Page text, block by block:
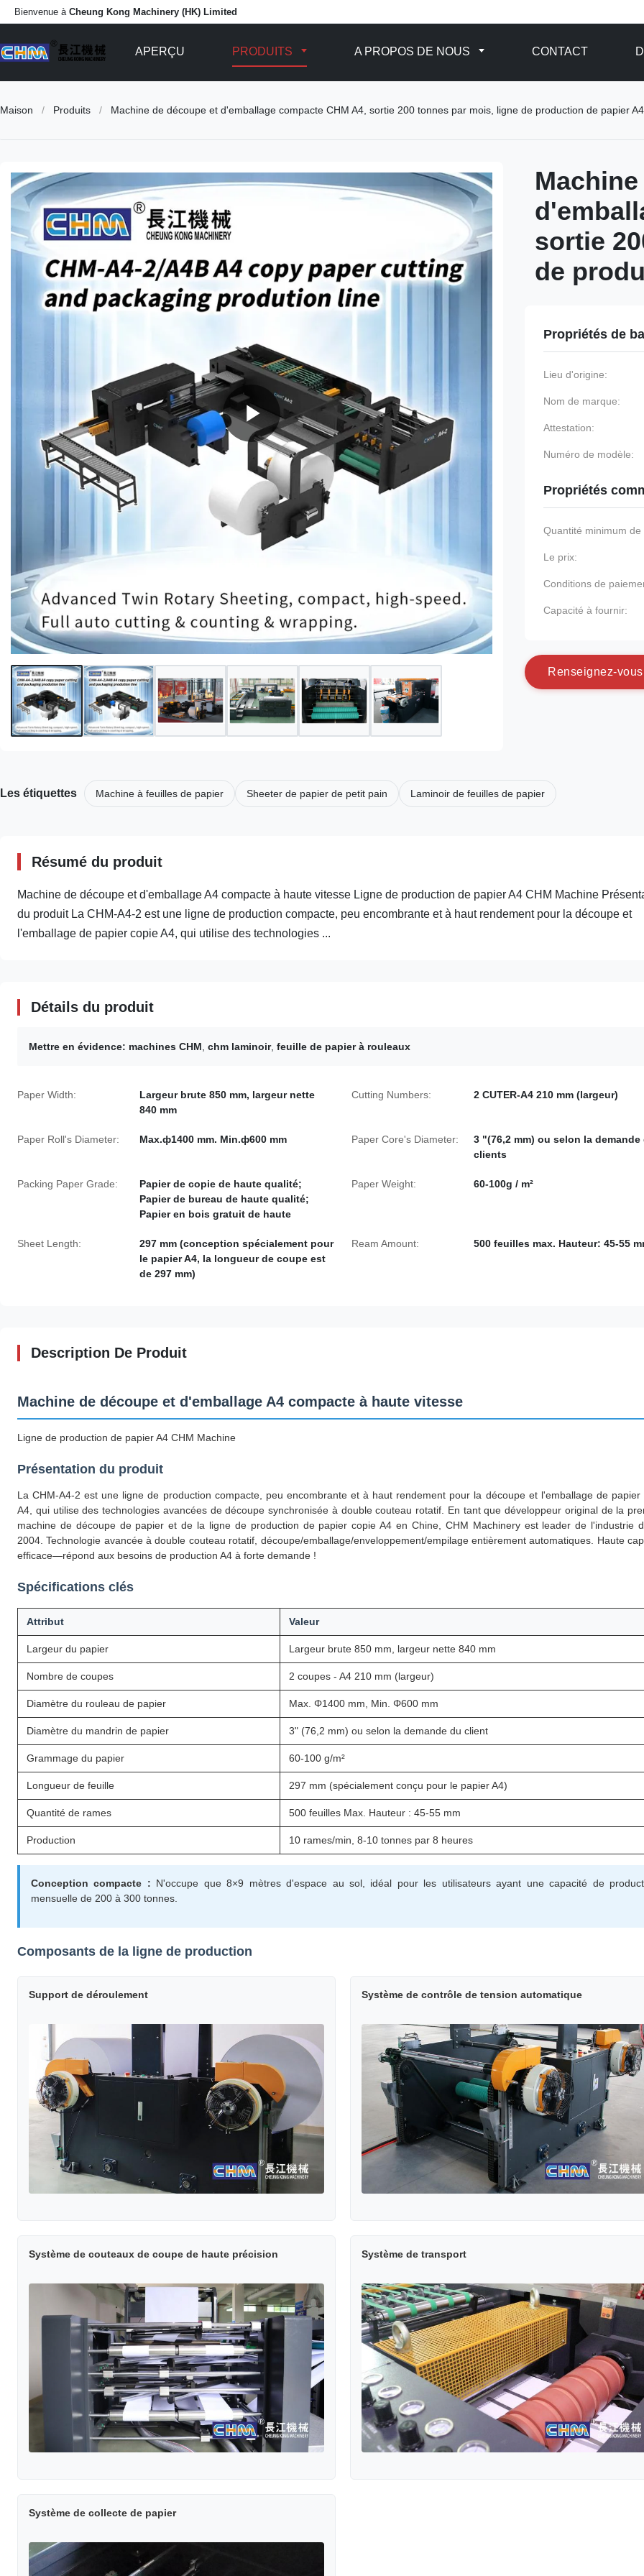
Bienvenue à Cheung Kong Machinery (HK) Limited
APERÇU PRODUITS A PROPOS DE NOUS CONTACT
Maison / Produits / Machine de découpe et d'emballage compacte CHM A4, sortie 200 tonnes par mois, ligne de production de papier A4
sortie
de
Propriétés de
Lieu d'origine:
Nom de marque:
Attestation:
Numéro de modèle:
Propriétés
Quantité minimum
Le prix:
Conditions de
Capacité à fournir:
Renseignez-vous
Les étiquettes Machine à feuilles de papier Sheeter de papier de petit pain Laminoir de feuilles de papier
Résumé du produit
Machine de découpe et d'emballage A4 compacte à haute vitesse Ligne de production de papier A4 CHM Machine
du produit La CHM-A4-2 est une ligne de production compacte, peu encombrante et à haut rendement pour la découpe et
l'emballage de papier copie A4, qui utilise des technologies ...
Détails du produit
Mettre en évidence: machines CHM chm laminoir, feuille de papier à rouleaux
Paper Width:
Largeur brute 850 mm, largeur nette
840 mm
Cutting Numbers: 2 CUTER-A4 210 mm (largeur)
Paper Roll's Diameter: Max.ф1400 mm. Min.ф600 mm Paper Core's Diameter:
3 "(76,2 mm) ou selon la demande
clients
Packing Paper Grade:
Papier de copie de haute qualité;
Papier de bureau de haute qualité;
Papier en bois gratuit de haute
Paper Weight: 60-100g / m²
Sheet Length:
297 mm (conception spécialement pour
le papier A4, la longueur de coupe est
de 297 mm)
Ream Amount: 500 feuilles max. Hauteur: 45-55
Description De Produit
Machine de découpe et d'emballage A4 compacte à haute vitesse
Ligne de production de papier A4 CHM Machine
Présentation du produit
La CHM-A4-2 est une ligne de production compacte, peu encombrante et à haut rendement pour la découpe et l'emballage de papier
A4, qui utilise des technologies avancées de découpe synchronisée à double couteau rotatif. En tant que développeur original de la
machine de découpe de papier et de la ligne de production de papier copie A4 en Chine, CHM Machinery est leader de l'industrie
2004. Technologie avancée à double couteau rotatif, découpe/emballage/enveloppement/empilage entièrement automatiques. Haute
efficace—répond aux besoins de production A4 à forte demande !
Spécifications clés
Attribut Valeur
Largeur du papier Largeur brute 850 mm, largeur nette 840 mm
Nombre de coupes 2 coupes - A4 210 mm (largeur)
Diamètre du rouleau de papier Max. Φ1400 mm, Min. Φ600 mm
Diamètre du mandrin de papier 3" (76,2 mm) ou selon la demande du client
Grammage du papier 60-100 g/m²
Longueur de feuille 297 mm (spécialement conçu pour le papier A4)
Quantité de rames 500 feuilles Max. Hauteur : 45-55 mm
Production 10 rames/min, 8-10 tonnes par 8 heures
Conception compacte : N'occupe que 8×9 mètres d'espace au sol, idéal pour les utilisateurs ayant une capacité de
mensuelle de 200 à 300 tonnes.
Composants de la ligne de production
Support de déroulement Système de contrôle de tension automatique
Système de couteaux de coupe de haute précision Système de transport
Système de collecte de papier